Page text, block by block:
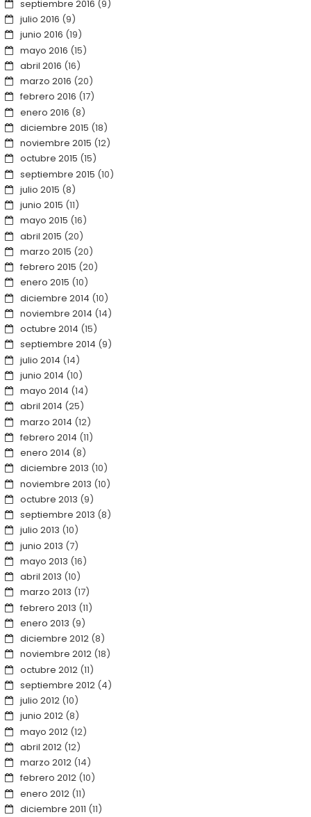
septiembre 2016 (9)
julio 2016 (9)
junio 2016 (19)
mayo 2016 (15)
abril 2016 (16)
marzo 2016 (20)
febrero 2016 (17)
enero 2016 (8)
diciembre 2015 (18)
noviembre 2015 (12)
octubre 2015 (15)
septiembre 2015 (10)
julio 2015 (8)
junio 2015 (11)
mayo 2015 (16)
abril 2015 (20)
marzo 2015 (20)
febrero 2015 (20)
enero 2015 (10)
diciembre 2014 (10)
noviembre 2014 (14)
octubre 2014 (15)
septiembre 2014 (9)
julio 2014 (14)
junio 2014 (10)
mayo 2014 (14)
abril 2014 (25)
marzo 2014 (12)
febrero 2014 (11)
enero 2014 (8)
diciembre 2013 (10)
noviembre 2013 (10)
octubre 2013 (9)
septiembre 2013 (8)
julio 2013 (10)
junio 2013 (7)
mayo 2013 (16)
abril 2013 (10)
marzo 2013 (17)
febrero 2013 (11)
enero 2013 (9)
diciembre 2012(8)
noviembre 2012(18)
octubre 2012(11)
septiembre 2012(4)
julio 2012(10)
junio 2012(8)
mayo 2012(12)
abril 2012(12)
marzo 2012(14)
febrero 2012(10)
enero 2012(11)
diciembre 2011 (11)